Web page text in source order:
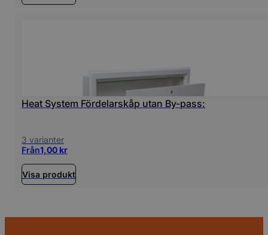
Heat System Fördelarskåp utan By-pass:
3 varianter
Från1,00 kr
Visa produkt